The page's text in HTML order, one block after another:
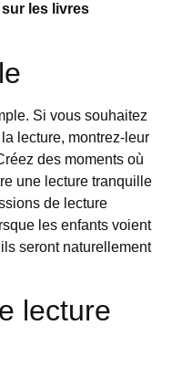
les livres
Si vous souhaitez
lecture, montrez-leur
des moments où
une lecture tranquille
de lecture
les enfants voient
seront naturellement
lecture